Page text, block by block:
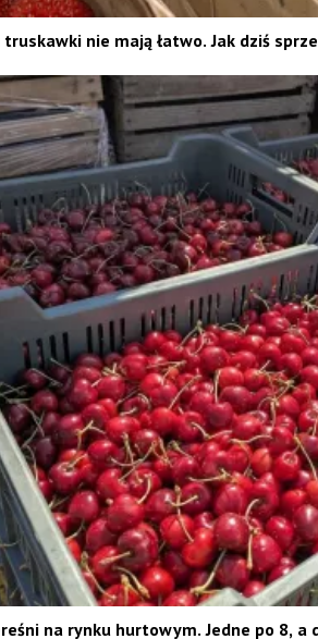
nie mają łatwo. Jak dziś
na rynku hurtowym. Jedne po 8, a